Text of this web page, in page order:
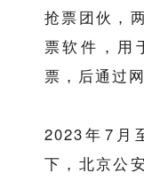
抢票团伙，
票软件，用
票，后通过
2023年7月
下，北京公